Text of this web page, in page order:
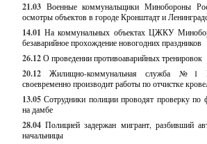
21.03 Военные коммунальщики Минобороны
осмотры объектов в городе Кронштадт и
14.01 На коммунальных объектах ЦЖКУ
безаварийное прохождение новогодних праздников
26.12О проведении противоаварийных тренировок
20.12
Жилищно-коммунальная служба №1
своевременно производит работы по отчистке
13.05 Сотрудники полиции проводят проверку по
на дамбе
28.04 Полицией задержан мигрант, разбивший
начальницы